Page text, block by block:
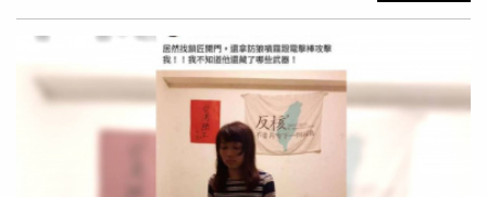
理解與陪伴成為彼此之間重要的力量。
程序與時程，穩健把握南美館自我定位與市民觀眾的嶄新關
係，尚望各界諒察，持續給予本館鞭策與勉勵。」不過，臉
書上仍有許多民眾對於南美館與陳昇一事不認同，因為陳昇
在2023年曾捲入MeToo事件。沒想到南美館今日再度發
聲，「原訂於本館辦理之『我是搖滾畫手：2026陳昇個
展』及春節期間相關活動，鑒於陳昇團隊提出取消合作之意
向，本館尊重創作團隊整體考量，並依展覽審議及檔期管理